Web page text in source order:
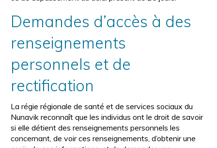
Demandes d’accès à des
renseignements
personnels et de
rectification
La régie régionale de santé et de services sociaux du
Nunavik reconnaît que les individus ont le droit de savoir
si elle détient des renseignements personnels les
concernant, de voir ces renseignements, d’obtenir une